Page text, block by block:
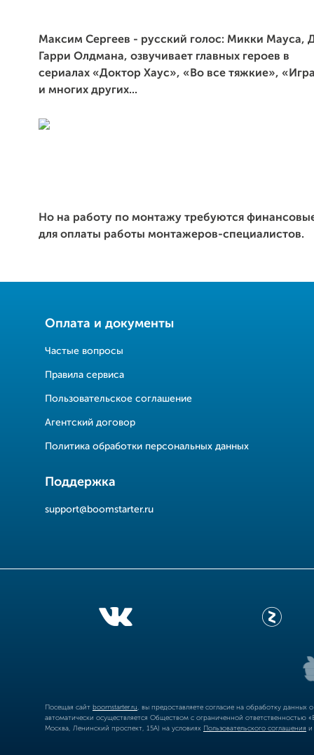
Максим Сергеев - русский голос: Микки Мауса,
Гарри Олдмана, озвучивает главных героев в
сериалах «Доктор Хаус», «Во все тяжкие»,
и многих других...
Но на работу по монтажу требуются
для оплаты работы монтажеров-специалистов.
Оплата и документы
Частые вопросы
Правила сервиса
Пользовательское соглашение
Агентский договор
Политика обработки персональных данных
Поддержка
support@boomstarter.ru
Посещая сайт boomstarter.ru , вы предоставляете согласие на обработку
автоматически осуществляется Обществом с ограниченной
Москва, Ленинский проспект, 15А) на условиях Пользовательского соглашения и